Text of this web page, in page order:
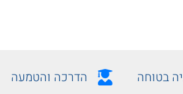
בטוחה הדרכה והטמעה